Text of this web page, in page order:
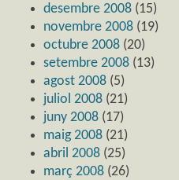
desembre 2008 (15)
novembre 2008 (19)
octubre 2008 (20)
setembre 2008 (13)
agost 2008 (5)
juliol 2008 (21)
juny 2008 (17)
maig 2008 (21)
abril 2008 (25)
març 2008 (26)